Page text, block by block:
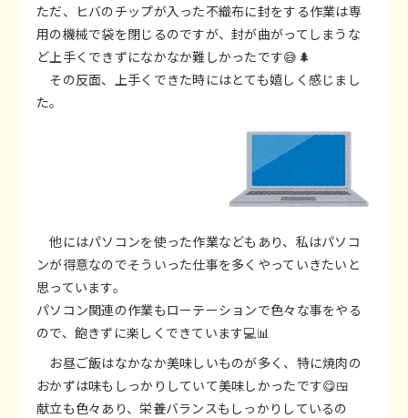
ただ、ヒバのチップが入った不織布に封をする作業は専
用の機械で袋を閉じるのですが、封が曲がってしまうな
ど上手くできずになかなか難しかったです😅🌲
その反面、上手くできた時にはとても嬉しく感じまし
た。
他にはパソコンを使った作業などもあり、私はパソコ
ンが得意なのでそういった仕事を多くやっていきたいと
思っています。
パソコン関連の作業もローテーションで色々な事をやる
ので、飽きずに楽しくできています💻📊
お昼ご飯はなかなか美味しいものが多く、特に焼肉の
おかずは味もしっかりしていて美味しかったです😋🍱
献立も色々あり、栄養バランスもしっかりしているの